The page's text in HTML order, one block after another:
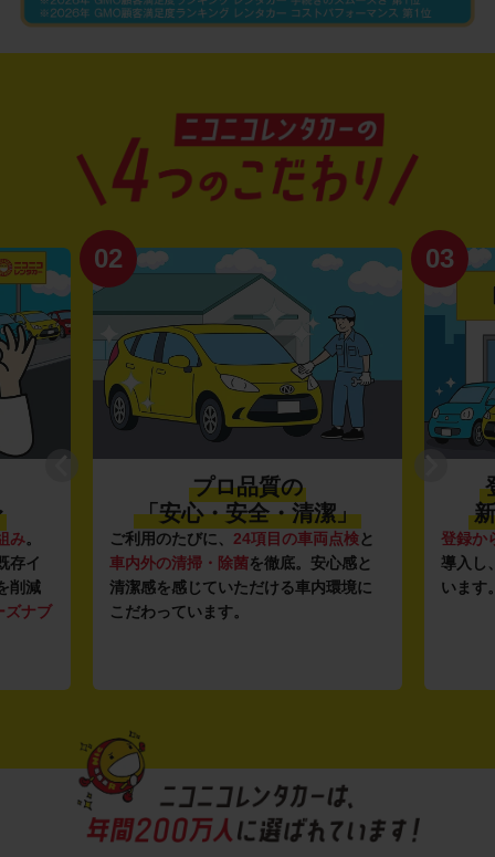
み。
存イ
削減
ズナブ
02
プロ品質の
「安心・安全・清潔」
ご利用のたびに、 24項目の車両点検と
車内外の清掃・除菌を徹底。安心感と
清潔感を感じていただける車内環境に
こだわっています。
03
登録か
導入し
います